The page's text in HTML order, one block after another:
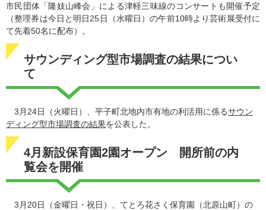
市民団体「隆妓山峰会」による津軽三味線のコンサートも開催予定
（整理券は今日と明日25日（水曜日）の午前10時より芸術展受付に
て先着50名に配布）。
サウンディング型市場調査の結果につい
て
3月24日（火曜日）、平子町北地内市有地の利活用に係るサウン
ディング型市場調査の結果を公表した。
4月新設保育園2園オープン 開所前の内
覧会を開催
3月20日（金曜日・祝日）、てとろ花さく保育園（北原山町）の